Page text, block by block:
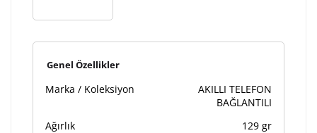
Genel Özellikler
Marka / Koleksiyon
AKILLI TELEFON
BAĞLANTILI
Ağırlık
129 gr